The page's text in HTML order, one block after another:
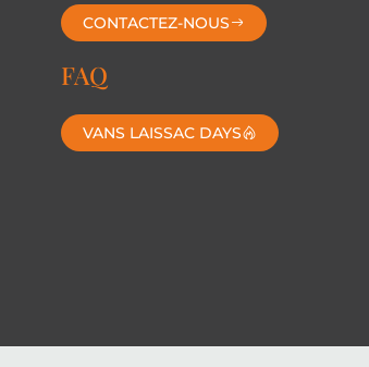
CONTACTEZ-NOUS
FAQ
VANS LAISSAC DAYS